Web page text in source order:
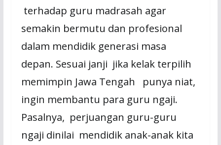
terhadap guru madrasah agar
semakin bermutu dan profesional
dalam mendidik generasi masa
depan. Sesuai janji jika kelak terpilih
memimpin Jawa Tengah punya niat,
ingin membantu para guru ngaji.
Pasalnya, perjuangan guru-guru
ngaji dinilai mendidik anak-anak kita